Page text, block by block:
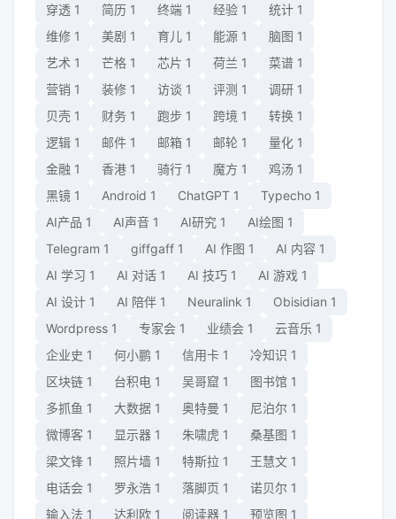
穿透 1 简历 1 终端 1 经验 1 统计 1
维修 1 美剧 1 育儿 1 能源 1 脑图 1
艺术 1 芒格 1 芯片 1 荷兰 1 菜谱 1
营销 1 装修 1 访谈 1 评测 1 调研 1
贝壳 1 财务 1 跑步 1 跨境 1 转换 1
逻辑 1 邮件 1 邮箱 1 邮轮 1 量化 1
金融 1 香港 1 骑行 1 魔方 1 鸡汤 1
黑镜 1 Android 1 ChatGPT 1 Typecho 1
AI产品 1 AI声音 1 AI研究 1 AI绘图 1
Telegram 1 giffgaff 1 AI 作图 1 AI 内容 1
AI 学习 1 AI 对话 1 AI 技巧 1 AI 游戏 1
AI 设计 1 AI 陪伴 1 Neuralink 1 Obisidian 1
Wordpress 1 专家会 1 业绩会 1 云音乐 1
企业史 1 何小鹏 1 信用卡 1 冷知识 1
区块链 1 台积电 1 吴哥窟 1 图书馆 1
多抓鱼 1 大数据 1 奥特曼 1 尼泊尔 1
微博客 1 显示器 1 朱啸虎 1 桑基图 1
梁文锋 1 照片墙 1 特斯拉 1 王慧文 1
电话会 1 罗永浩 1 落脚页 1 诺贝尔 1
输入法 1 达利欧 1 阅读器 1 预览图 1